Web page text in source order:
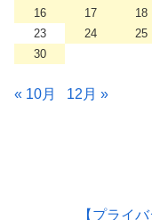
16
17 18
23
24 25
30
« 10月 12月 »
【プライ